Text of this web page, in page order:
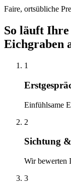
Faire, ortsübliche
So läuft Ihre
Eichgraben
1
Einfühlsame
2
Sichtung
Wir bewerten
3